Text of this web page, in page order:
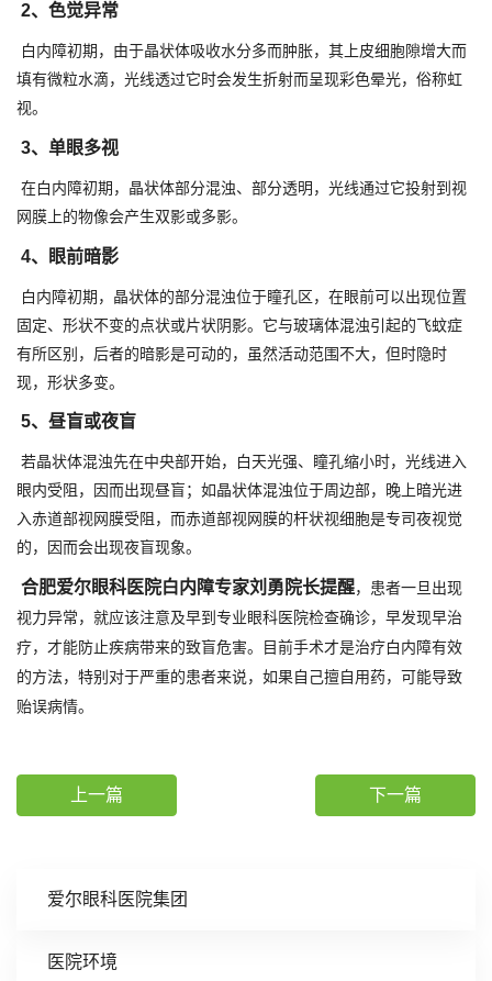
爱尔眼科医院集团
医院环境
2、色觉异常
白内障初期，由于晶状体吸收水分多而肿胀，其上皮细胞隙增大而
填有微粒水滴，光线透过它时会发生折射而呈现彩色晕光，俗称虹
视。
3、单眼多视
在白内障初期，晶状体部分混浊、部分透明，光线通过它投射到视
网膜上的物像会产生双影或多影。
4、眼前暗影
白内障初期，晶状体的部分混浊位于瞳孔区，在眼前可以出现位置
固定、形状不变的点状或片状阴影。它与玻璃体混浊引起的飞蚊症
有所区别，后者的暗影是可动的，虽然活动范围不大，但时隐时
现，形状多变。
5、昼盲或夜盲
若晶状体混浊先在中央部开始，白天光强、瞳孔缩小时，光线进入
眼内受阻，因而出现昼盲；如晶状体混浊位于周边部，晚上暗光进
入赤道部视网膜受阻，而赤道部视网膜的杆状视细胞是专司夜视觉
的，因而会出现夜盲现象。
合肥爱尔眼科医院白内障专家刘勇院长提醒，患者一旦出现
视力异常，就应该注意及早到专业眼科医院检查确诊，早发现早治
疗，才能防止疾病带来的致盲危害。目前手术才是治疗白内障有效
的方法，特别对于严重的患者来说，如果自己擅自用药，可能导致
贻误病情。
上一篇 下一篇